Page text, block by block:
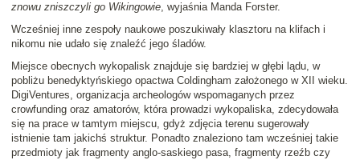
znowu zniszczyli go Wikingowie, wyjaśnia Manda Forster.
Wcześniej inne zespoły naukowe poszukiwały klasztoru na klifach i
nikomu nie udało się znaleźć jego śladów.
Miejsce obecnych wykopalisk znajduje się bardziej w głębi lądu, w
pobliżu benedyktyńskiego opactwa Coldingham założonego w XII wieku.
DigiVentures, organizacja archeologów wspomaganych przez
crowfunding oraz amatorów, która prowadzi wykopaliska, zdecydowała
się na prace w tamtym miejscu, gdyż zdjęcia terenu sugerowały
istnienie tam jakichś struktur. Ponadto znaleziono tam wcześniej takie
przedmioty jak fragmenty anglo-saskiego pasa, fragmenty rzeźb czy